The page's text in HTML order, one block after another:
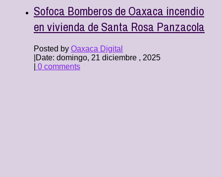
Sofoca Bomberos de Oaxaca incendio
en vivienda de Santa Rosa Panzacola
Posted by Oaxaca Digital
Date: domingo, 21 diciembre , 2025
0 comments